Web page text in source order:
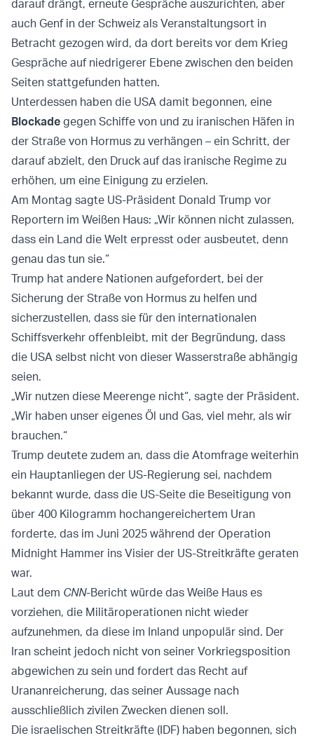
darauf drängt, erneute Gespräche auszurichten, aber
auch Genf in der Schweiz als Veranstaltungsort in
Betracht gezogen wird, da dort bereits vor dem Krieg
Gespräche auf niedrigerer Ebene zwischen den beiden
Seiten stattgefunden hatten.
Unterdessen haben die USA damit begonnen, eine
Blockade gegen Schiffe von und zu iranischen Häfen in
der Straße von Hormus zu verhängen – ein Schritt, der
darauf abzielt, den Druck auf das iranische Regime zu
erhöhen, um eine Einigung zu erzielen.
Am Montag sagte US-Präsident Donald Trump vor
Reportern im Weißen Haus: „Wir können nicht zulassen,
dass ein Land die Welt erpresst oder ausbeutet, denn
genau das tun sie.“
Trump hat andere Nationen aufgefordert, bei der
Sicherung der Straße von Hormus zu helfen und
sicherzustellen, dass sie für den internationalen
Schiffsverkehr offenbleibt, mit der Begründung, dass
die USA selbst nicht von dieser Wasserstraße abhängig
seien.
„Wir nutzen diese Meerenge nicht“, sagte der Präsident.
„Wir haben unser eigenes Öl und Gas, viel mehr, als wir
brauchen.“
Trump deutete zudem an, dass die Atomfrage weiterhin
ein Hauptanliegen der US-Regierung sei, nachdem
bekannt wurde, dass die US-Seite die Beseitigung von
über 400 Kilogramm hochangereichertem Uran
forderte, das im Juni 2025 während der Operation
Midnight Hammer ins Visier der US-Streitkräfte geraten
war.
Laut dem CNN-Bericht würde das Weiße Haus es
vorziehen, die Militäroperationen nicht wieder
aufzunehmen, da diese im Inland unpopulär sind. Der
Iran scheint jedoch nicht von seiner Vorkriegsposition
abgewichen zu sein und fordert das Recht auf
Urananreicherung, das seiner Aussage nach
ausschließlich zivilen Zwecken dienen soll.
Die israelischen Streitkräfte (IDF) haben begonnen, sich